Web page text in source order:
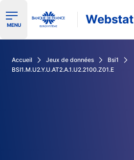
Ouvrir le menu de navigation
MENU Webstat
Accueil Jeux de données
Bsi1
BSI1.M.U2.Y.U.AT2.A.1.U2.2100.Z01.E